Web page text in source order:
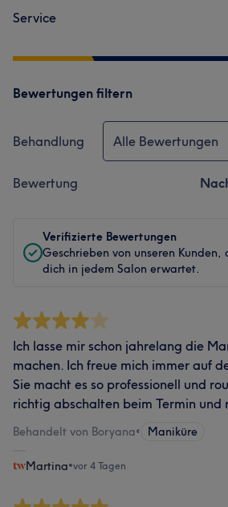
Service
Bewertungen filtern
Behandlung Alle Bewertungen
Bewertung
Verifizierte Bewertungen
Geschrieben von unseren
dich in jedem Salon erwartet.
Ich lasse mir schon jahrelang die
machen. Ich freue mich immer auf
Sie macht es so professionell und
richtig abschalten beim Termin und
Behandelt von Boryana• Maniküre
Martina•vor 4 Tagen